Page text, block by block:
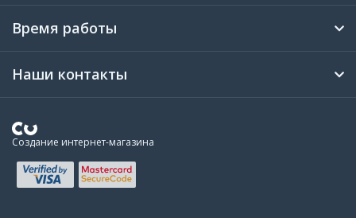
Время работы
Наши контакты
Создание интернет-магазина